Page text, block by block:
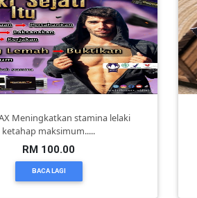
Meningkatkan stamina lelaki
ketahap maksimum.....
RM 100.00
BACA LAGI